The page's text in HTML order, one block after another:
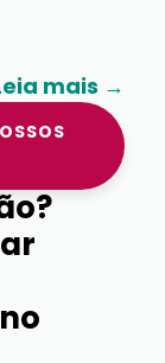
mais →